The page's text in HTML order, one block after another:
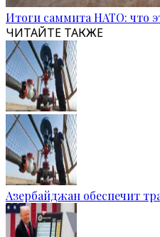
Итоги саммита НАТО: что
ЧИТАЙТЕ ТАКЖЕ
Азербайджан обеспечит